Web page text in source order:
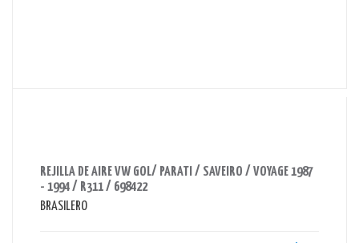
REJILLA DE AIRE VW GOL/ PARATI / SAVEIRO / VOYAGE 1987
- 1994 / R311 / 698422
BRASILERO